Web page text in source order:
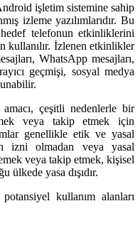
işletim sistemine sahip
izleme yazılımlarıdır. Bu
telefonun etkinliklerini
kullanılır. İzlenen etkinlikler
WhatsApp mesajları,
geçmişi, sosyal medya
amacı, çeşitli nedenlerle bir
veya takip etmek için
genellikle etik ve yasal
izni olmadan veya yasal
veya takip etmek, kişisel
ülkede yasa dışıdır.
kullanım alanları